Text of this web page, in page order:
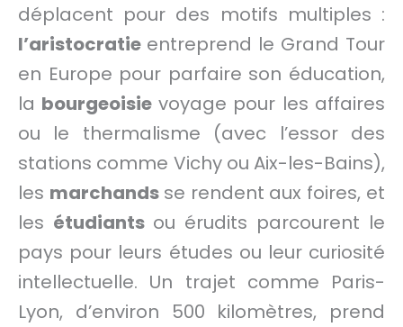
déplacent pour des motifs multiples :
l’aristocratie entreprend le Grand Tour
en Europe pour parfaire son éducation,
la bourgeoisie voyage pour les affaires
ou le thermalisme (avec l’essor des
stations comme Vichy ou Aix-les-Bains),
les marchands se rendent aux foires, et
les étudiants ou érudits parcourent le
pays pour leurs études ou leur curiosité
intellectuelle. Un trajet comme Paris-
Lyon, d’environ 500 kilomètres, prend